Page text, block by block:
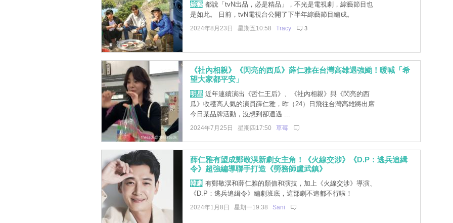
綜藝都說「tvN出品，必是精品」，不光是電視劇，綜藝節目也
是如此。 日前，tvN電視台公開了下半年綜藝節目編成。
2024年8月23日 星期五10:58 Tracy 3
《社內相親》《閃亮的西瓜》薛仁雅在台灣高雄遇強颱！暖喊「希
望大家都平安」
明星近年連續演出《哲仁王后》、《社內相親》與《閃亮的西
瓜》收穫高人氣的演員薛仁雅，昨（24）日飛往台灣高雄將出席
今日某品牌活動，沒想到卻遭遇 ...
2024年7月25日 星期四17:50 草莓
薛仁雅有望成鄭敬淏新劇女主角！《火線交涉》《D.P：逃兵追緝
令》超強編導聯手打造《勞務師盧武鎮》
韓劇 有鄭敬淏和薛仁雅的顏值和演技，加上《火線交涉》導演、
《D.P：逃兵追緝令》編劇班底，這部劇不追都不行啦！
2024年1月8日 星期一19:38 Sani